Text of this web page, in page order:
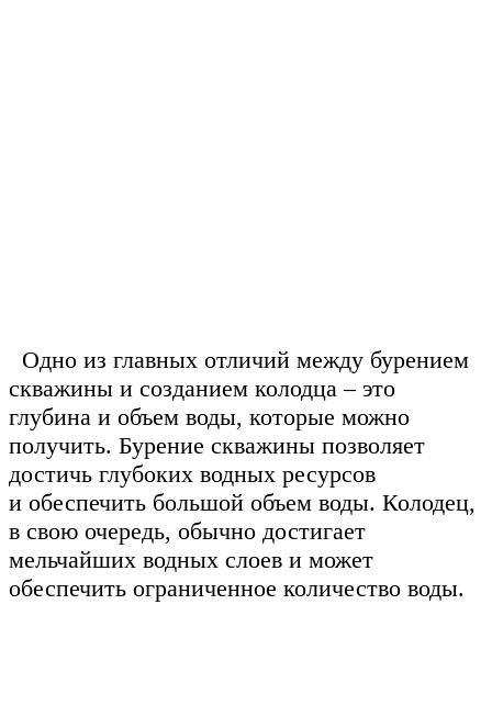
Одно из главных отличий между бурением
скважины и созданием колодца – это
глубина и объем воды, которые можно
получить. Бурение скважины позволяет
достичь глубоких водных ресурсов
и обеспечить большой объем воды. Колодец,
в свою очередь, обычно достигает
мельчайших водных слоев и может
обеспечить ограниченное количество воды.